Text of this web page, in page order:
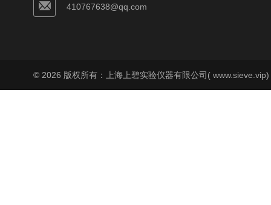
410767638@qq.com
© 2026 版权所有：上海上碧实验仪器有限公司(